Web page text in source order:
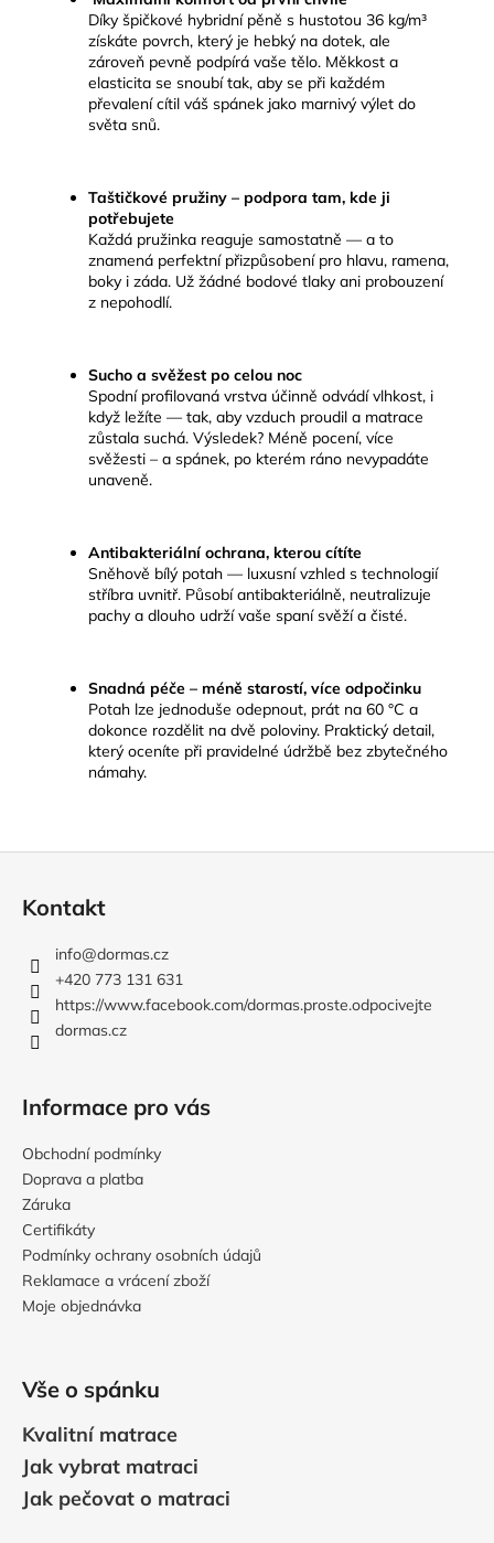
Díky špičkové hybridní pěně s hustotou 36 kg/m³
získáte povrch, který je hebký na dotek, ale
zároveň pevně podpírá vaše tělo. Měkkost a
elasticita se snoubí tak, aby se při každém
převalení cítil váš spánek jako marnivý výlet do
světa snů.
Taštičkové pružiny – podpora tam, kde ji
potřebujete
Každá pružinka reaguje samostatně — a to
znamená perfektní přizpůsobení pro hlavu, ramena,
boky i záda. Už žádné bodové tlaky ani probouzení
z nepohodlí.
Sucho a svěžest po celou noc
Spodní profilovaná vrstva účinně odvádí vlhkost, i
když ležíte — tak, aby vzduch proudil a matrace
zůstala suchá. Výsledek? Méně pocení, více
svěžesti – a spánek, po kterém ráno nevypadáte
unaveně.
Antibakteriální ochrana, kterou cítíte
Sněhově bílý potah — luxusní vzhled s technologií
stříbra uvnitř. Působí antibakteriálně, neutralizuje
pachy a dlouho udrží vaše spaní svěží a čisté.
Snadná péče – méně starostí, více odpočinku
Potah lze jednoduše odepnout, prát na 60 °C a
dokonce rozdělit na dvě poloviny. Praktický detail,
který oceníte při pravidelné údržbě bez zbytečného
námahy.
Kontakt
info@dormas.cz
+420 773 131 631
https://www.facebook.com/dormas.proste.odpocivejte
dormas.cz
Informace pro vás
Obchodní podmínky
Doprava a platba
Záruka
Certifikáty
Podmínky ochrany osobních údajů
Reklamace a vrácení zboží
Moje objednávka
Vše o spánku
Kvalitní matrace
Jak vybrat matraci
Jak pečovat o matraci